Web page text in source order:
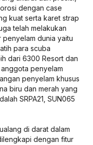
dengan case
kuat serta karet strap
telah melakukan
dunia yaitu
para scuba
dari 6300 Resort dan
penyelam
penyelam khusus
biru dan merah yang
SRPA21, SUN065
di darat dalam
dengan fitur